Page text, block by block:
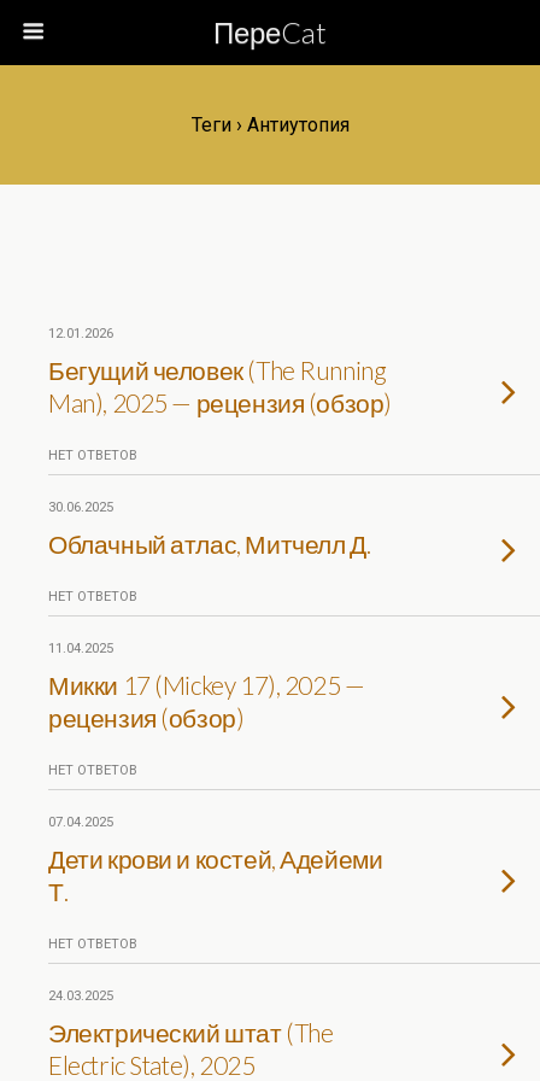
ПереCat
Теги › Антиутопия
12.01.2026
Бегущий человек (The Running
Man), 2025 — рецензия (обзор)
НЕТ ОТВЕТОВ
30.06.2025
Облачный атлас, Митчелл Д.
НЕТ ОТВЕТОВ
11.04.2025
Микки 17 (Mickey 17), 2025 —
рецензия (обзор)
НЕТ ОТВЕТОВ
07.04.2025
Дети крови и костей, Адейеми
Т.
НЕТ ОТВЕТОВ
24.03.2025
Электрический штат (The
Electric State), 2025